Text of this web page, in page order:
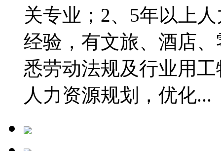
关专业；2、5年以上
经验，有文旅、酒店
悉劳动法规及行业用
人力资源规划，优化...